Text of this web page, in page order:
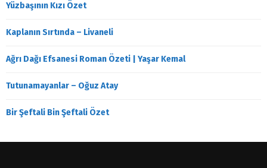
Yüzbaşının Kızı Özet
Kaplanın Sırtında – Livaneli
Ağrı Dağı Efsanesi Roman Özeti | Yaşar Kemal
Tutunamayanlar – Oğuz Atay
Bir Şeftali Bin Şeftali Özet